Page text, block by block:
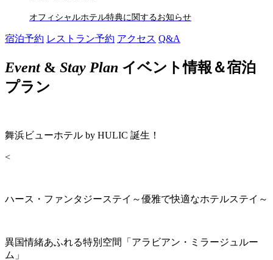
オフィシャルホテル特典に関するお知らせ
宿泊予約 レストラン予約 アクセス Q&A
Event& Stay Plan イベント情報＆宿泊
プラン
舞浜ビューホテル by HULIC 誕生！
<
ハース・ファンタジーステイ～優雅で快適なホテルステイ～
異国情緒あふれる特別空間「アラビアン・ミラージュルー
ム」